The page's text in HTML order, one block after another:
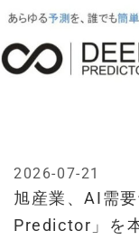
旭産業、AI需
Predictor」を
2026-07-21